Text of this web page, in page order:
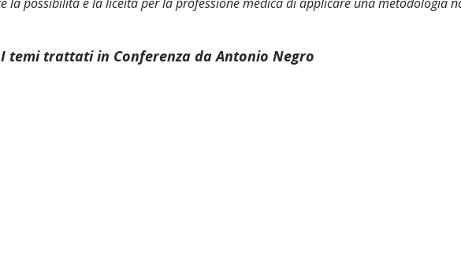
I temi trattati in Conferenza da Antonio Negro